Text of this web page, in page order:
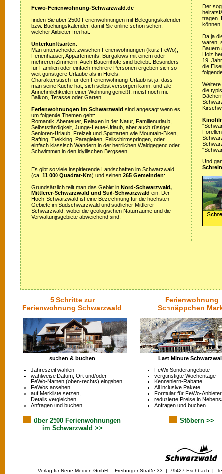
Fewo-Ferienwohnung-Schwarzwald.de
finden Sie über 2500 Ferienwohnungen mit Belegungskalender
bzw. Buchungskalender, damit Sie online schon sehen,
welcher Anbieter frei hat.
Unterkunftsarten:
Man unterscheidet zwischen Ferienwohnungen (kurz FeWo),
Ferienhäuser, Appartements, Bungalows mit einem oder
mehreren Zimmern. Auch Bauernhöfe sind beliebt. Besonders
für Familien oder einfach mehrere Personen ergeben sich so
weit günstigere Urlaube als in Hotels.
Charakteristisch für den Ferienwohnung-Urlaub ist ja, dass
man seine Küche hat, sich selbst versorgen kann, und alle
Annehmlichkeiten einer Wohnung genießt, meist noch mit
Balkon, Terasse oder Garten.
Ferienwohnungen im Schwarzwald sind angesagt wenn es
um folgende Themen geht:
Romantik, Abenteuer, Relaxen in der Natur, Familienurlaub,
Selbstständigkeit, Junge-Leute-Urlaub, aber auch rüstiger
Senioren-Urlaub, Freizeit und Sportarten wie Mountain-Biken,
Rafting, Trekking, Paragleiten, Fallschirmspringen, oder
einfach klassisch Wandern in der herrlichen Waldgegend oder
Schwimmen in den idyllischen Bergseen.
Es gibt so viele inspirierende Landschaften im Schwarzwald
(ca. 11 000 Quadrat-Km) und seinen 265 Gemeinden:
Grundsätzlich teilt man das Gebiet in Nord-Schwarzwald,
Mittlerer-Schwarzwald und Süd-Schwarzwald ein. Der
Hoch-Schwarzwald ist eine Bezeichnung für die höchsten
Gebiete im Südschwarzwald und südlicher Mittlerer
Schwarzwald, wobei die geologischen Naturräume und die
Verwaltungsgebiete abweichend sind.
Der
tragen.
können
Da ja
waren,
Bauern
Holz
19.
die
Weitere
die
Und
5 Schritte zur
Ferienwohnung Schwarzwald
Ferienwohnung
Schnäppchen
suchen & buchen
Jahreszeit wählen
wahlweise Datum, Ort und/oder
FeWo-Namen (oben-rechts) eingeben
FeWos ansehen
auf Merkliste setzen,
Details vergleichen
Anfragen und buchen
über 2500 Ferienwohnungen
im Schwarzwald >>
Last Minute
FeWo Sonderangebote
vergünstigte Wochentage
Kennenlern-Rabatte
All inclusive Pakete
Formular für FeWo-Anbieter
reduzierte Preise in
Anfragen und buchen
Stöbern >>
Verlag für Neue Medien GmbH | Freiburger Straße 33 | 79427 Eschbach |